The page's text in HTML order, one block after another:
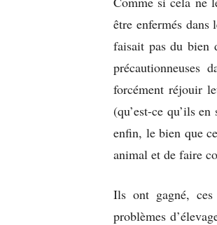
être enfermés
faisait pas du bien
forcément réjouir
(qu’est-ce qu’ils
enfin, le bien que
animal et de faire
Ils ont gagné, ces
problèmes